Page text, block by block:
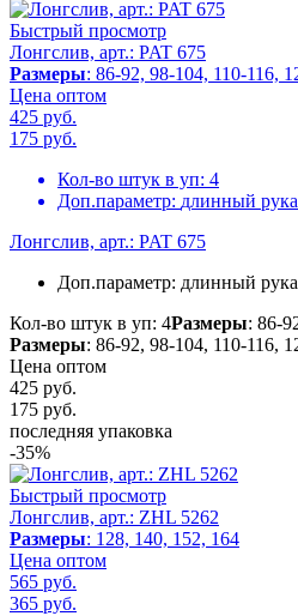
Быстрый просмотр
Лонгслив, арт.: PAT 675
Размеры: 86-92, 98-104, 110-116,
Цена оптом
425 руб.
175 руб.
Кол-во штук в уп: 4
Доп.параметр: длинный
Лонгслив, арт.: PAT 675
Доп.параметр: длинный
Кол-во штук в уп: 4Размеры: 86-
Размеры: 86-92, 98-104, 110-116,
Цена оптом
425 руб.
175 руб.
последняя упаковка
-35%
Быстрый просмотр
Лонгслив, арт.: ZHL 5262
Размеры: 128, 140, 152, 164
Цена оптом
565 руб.
365 руб.